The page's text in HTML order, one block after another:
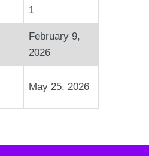
1
February 9,
2026
May 25, 2026